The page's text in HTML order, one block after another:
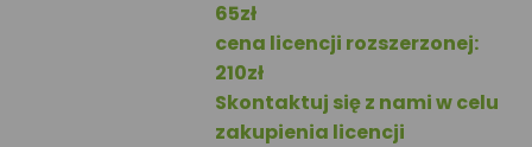
65zł
cena licencji rozszerzonej:
210zł
Skontaktuj się z nami w celu
zakupienia licencji